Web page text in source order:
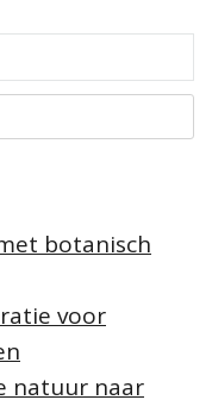
botanisch
voor
natuur naar